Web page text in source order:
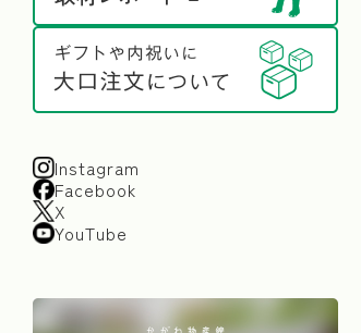
Instagram
Facebook
X
YouTube